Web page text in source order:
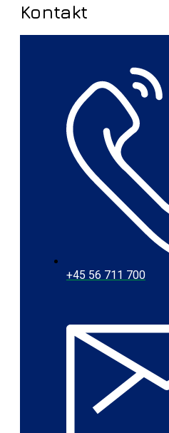
Kontakt
+45 56 711 700